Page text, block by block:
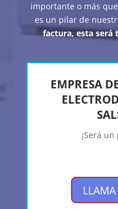
importante o más
es un pilar de
factura, esta será
EMPRESA
¡Será